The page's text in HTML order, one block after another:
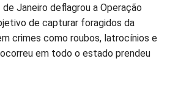
Janeiro deflagrou a Operação
de capturar foragidos da
crimes como roubos, latrocínios e
em todo o estado prendeu